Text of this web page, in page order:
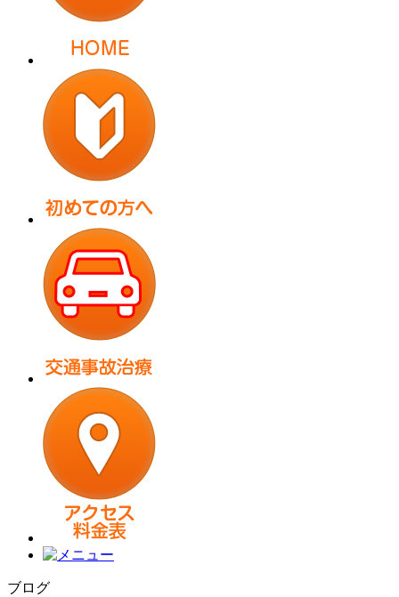
ブログ